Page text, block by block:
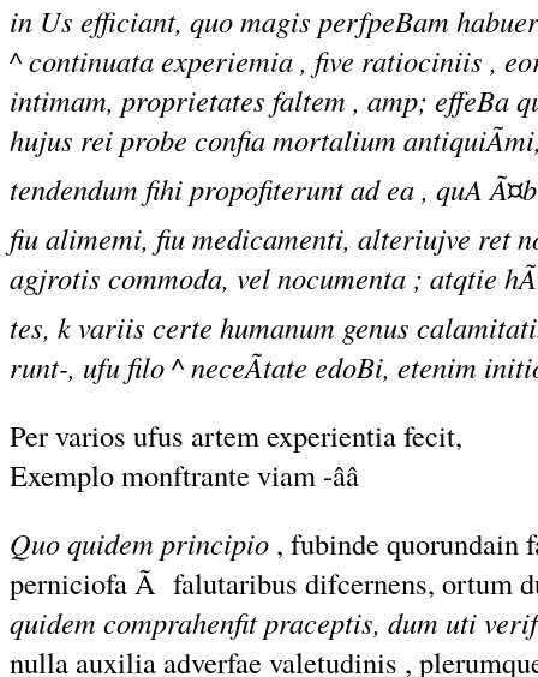
in Us efficiant, quo magis perfpeBam
^ continuata experiemia , five ratiociniis ,
intimam, proprietates faltem , amp; effeBa
hujus rei probe confia mortalium
tendendum fihi propofiterunt ad ea , quA
fiu alimemi, fiu medicamenti, alteriujve ret
agjrotis commoda, vel nocumenta ; atqtie
tes, k variis certe humanum genus
runt-, ufu filo ^ neceÃtate edoBi, etenim
Per varios ufus artem experientia fecit,
Exemplo monftrante viam -ââ
Quo quidem principio , fubinde quorundain
perniciofa Ã falutaribus difcernens, ortum
quidem comprahenfit praceptis, dum uti
nulla auxilia adverfae valetudinis ,